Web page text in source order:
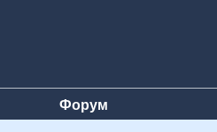
Форум